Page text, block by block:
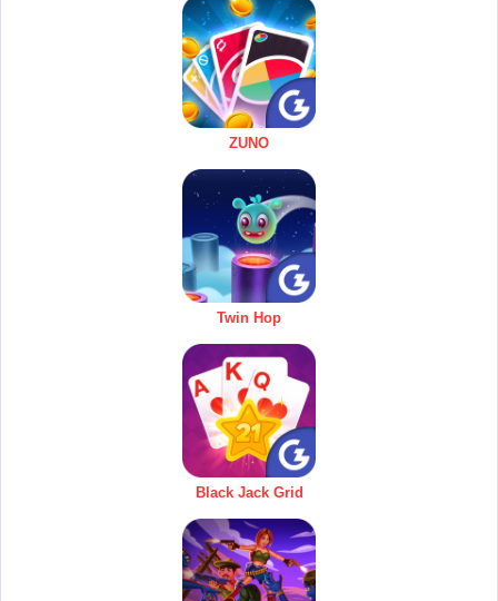
ZUNO
Twin Hop
Black Jack Grid